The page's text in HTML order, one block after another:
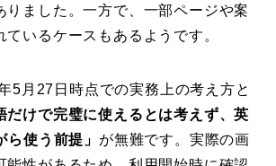
りました。一方で、一部ページや案
ているケースもあるようです。
5月27日時点での実務上の考え方と
だけで完璧に使えるとは考えず、英
使う前提」 が無難です。実際の画